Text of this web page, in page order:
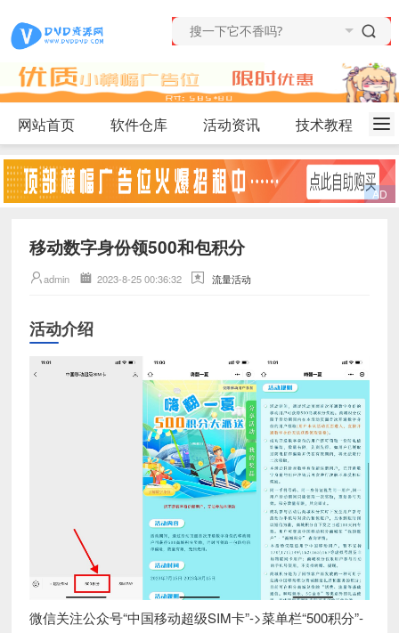
网站首页 软件仓库 活动资讯 技术教程
移动数字身份领500和包积分
admin 2023-8-25 00:36:32 流量活动
活动介绍
微信关注公众号“中国移动超级SIM卡”->菜单栏“500积分”-